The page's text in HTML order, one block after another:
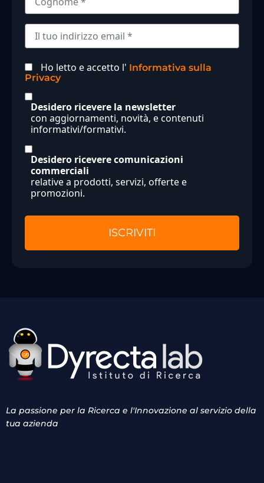
Ho letto e accetto l' Informativa sulla
Privacy
Desidero ricevere la newsletter
con aggiornamenti, novità, e contenuti
informativi/formativi.
Desidero ricevere comunicazioni
commerciali
relative a prodotti, servizi, offerte e
promozioni.
La passione per la Ricerca e l'Innovazione al servizio della
tua azienda